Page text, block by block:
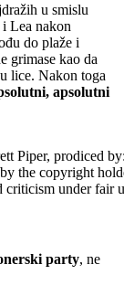
u smislu
Lea nakon
do plaže i
grimase kao da
lice. Nakon toga
apsolutni
Piper, prodiced
the copyright
criticism under fair
party, ne